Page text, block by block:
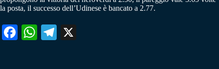
la posta, il successo dell’Udinese è bancato a 2.77.
Fa W
Te